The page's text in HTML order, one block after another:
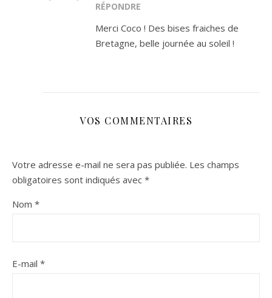
RÉPONDRE
Merci Coco ! Des bises fraiches de
Bretagne, belle journée au soleil !
VOS COMMENTAIRES
Votre adresse e-mail ne sera pas publiée. Les champs
obligatoires sont indiqués avec *
Nom *
E-mail *